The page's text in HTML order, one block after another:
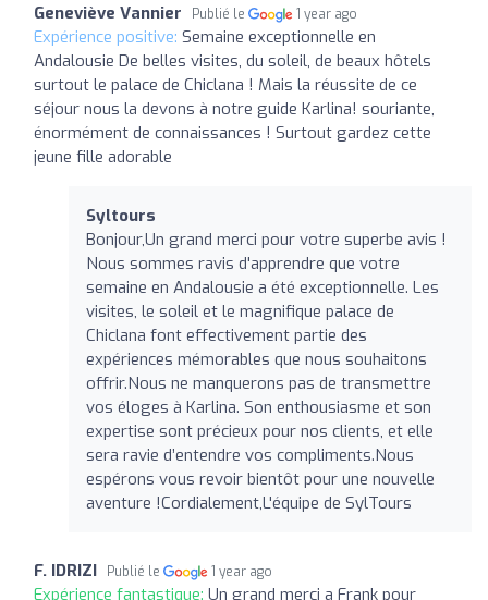
Geneviève Vannier Publié le 1 year ago
Expérience positive: Semaine exceptionnelle en
Andalousie De belles visites, du soleil, de beaux hôtels
surtout le palace de Chiclana ! Mais la réussite de ce
séjour nous la devons à notre guide Karlina! souriante,
énormément de connaissances ! Surtout gardez cette
jeune fille adorable
Syltours
Bonjour,Un grand merci pour votre superbe avis !
Nous sommes ravis d'apprendre que votre
semaine en Andalousie a été exceptionnelle. Les
visites, le soleil et le magnifique palace de
Chiclana font effectivement partie des
expériences mémorables que nous souhaitons
offrir.Nous ne manquerons pas de transmettre
vos éloges à Karlina. Son enthousiasme et son
expertise sont précieux pour nos clients, et elle
sera ravie d’entendre vos compliments.Nous
espérons vous revoir bientôt pour une nouvelle
aventure !Cordialement,L'équipe de SylTours
F. IDRIZI Publié le 1 year ago
Expérience fantastique: Un grand merci a Frank pour